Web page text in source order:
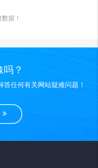
据！
？
任何有关网站疑难问题！